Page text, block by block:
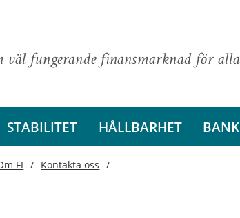
väl fungerande finansmarknad för alla
STABILITET HÅLLBARHET BANK
FI Kontakta oss